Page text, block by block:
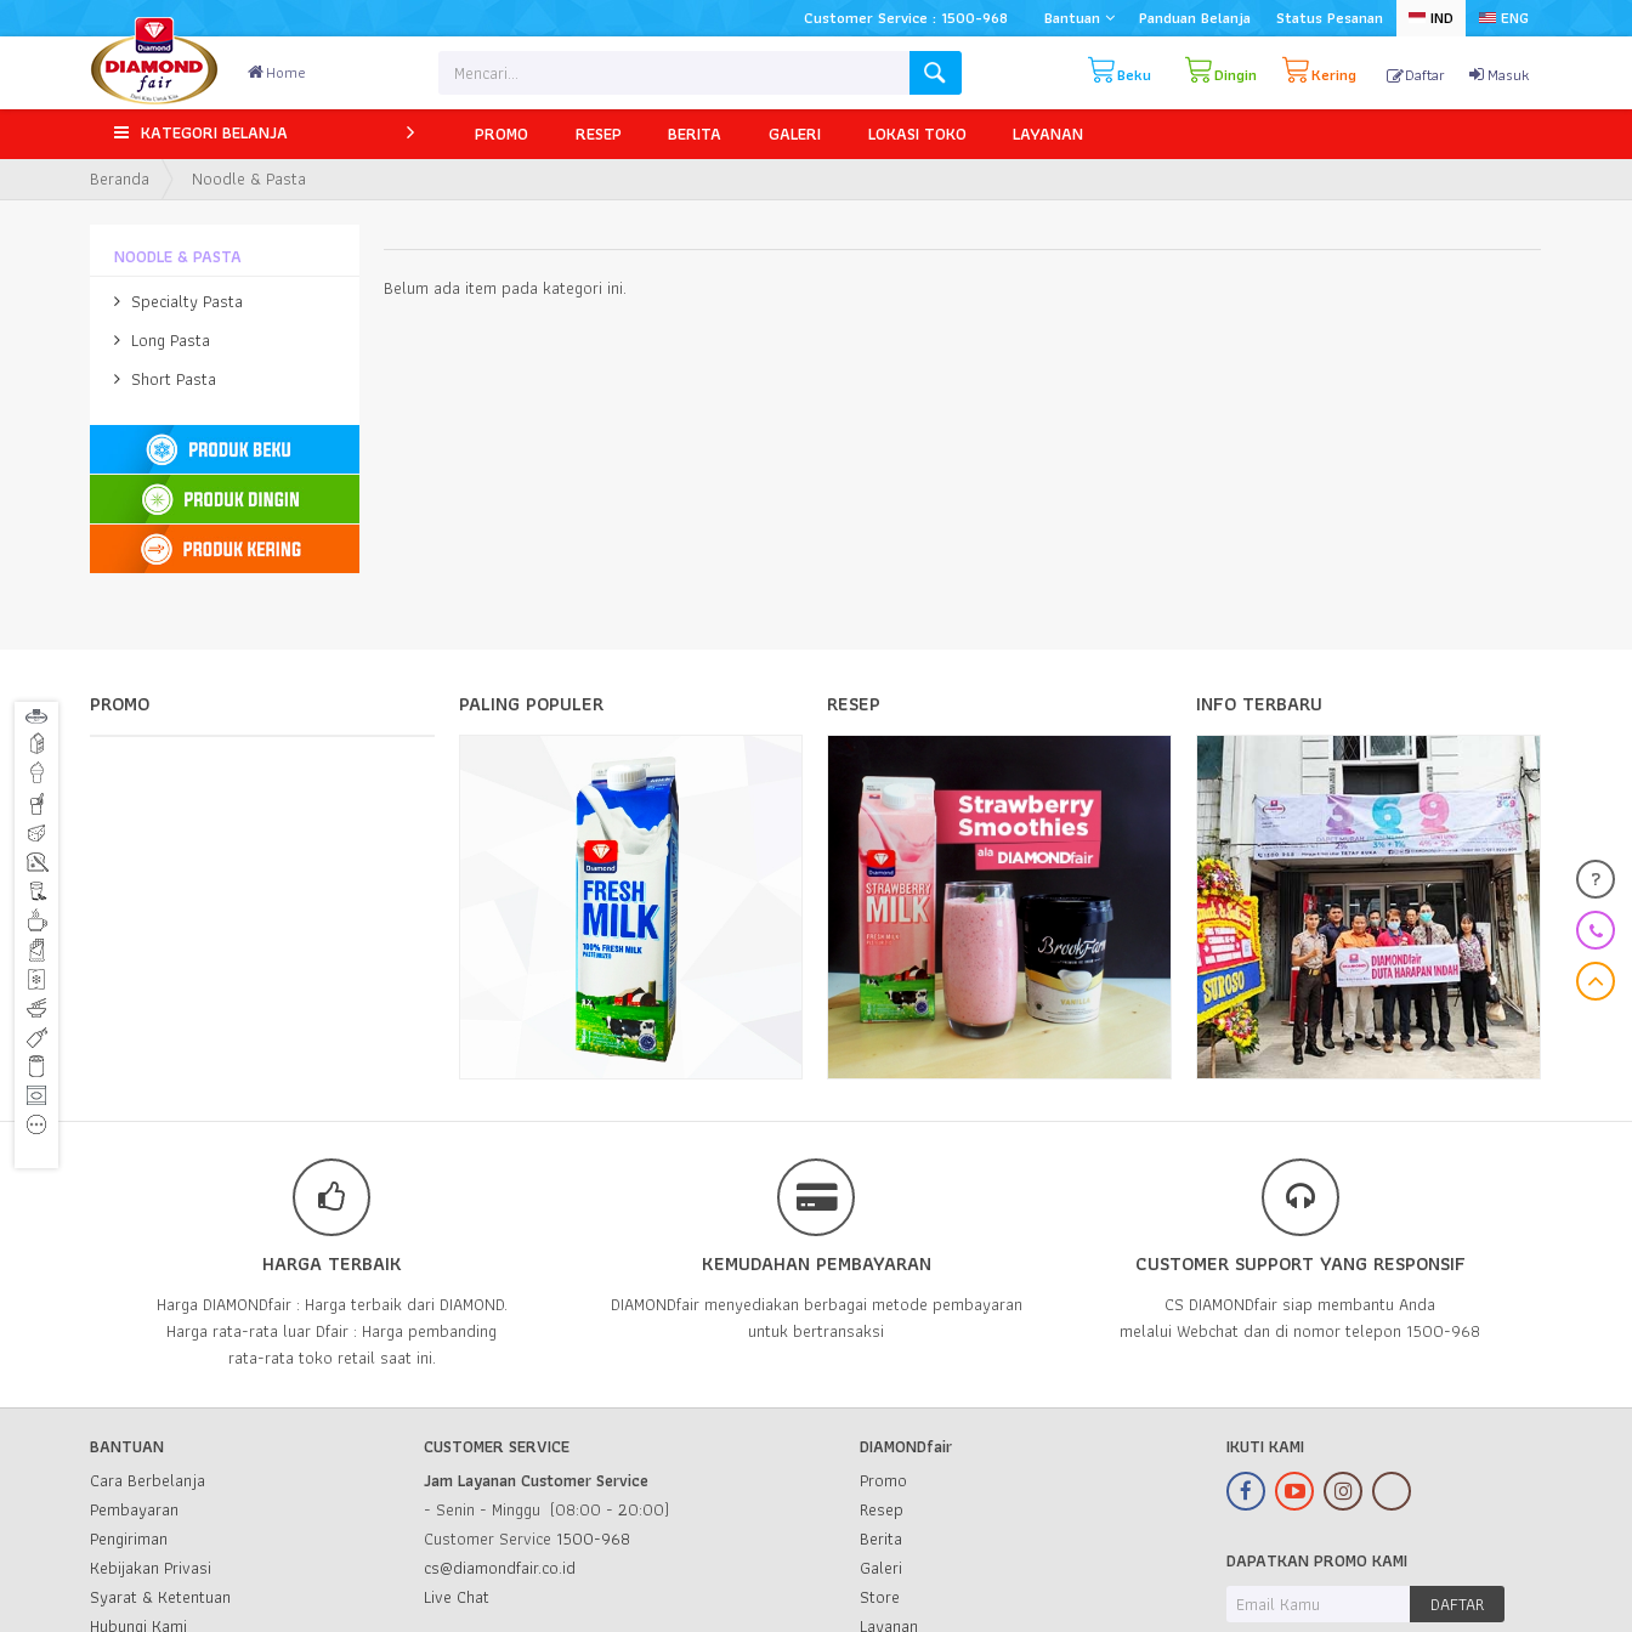
ENG
IND
Status Pesanan
Panduan Belanja
Bantuan
Customer Service : 1500-968
Home Masuk
Daftar
Kering
Dingin
Beku
KATEGORI BELANJA PROMO RESEP BERITA GALERI LOKASI TOKO LAYANAN
?
Beranda Noodle & Pasta
NOODLE & PASTA
Specialty Pasta
Long Pasta
Short Pasta
Belum ada item pada kategori ini.
PROMO PALING POPULER RESEP INFO TERBARU
HARGA TERBAIK
Harga DIAMONDfair : Harga terbaik dari DIAMOND.
Harga rata-rata luar Dfair : Harga pembanding
rata-rata toko retail saat ini.
KEMUDAHAN PEMBAYARAN
DIAMONDfair menyediakan berbagai metode pembayaran
untuk bertransaksi
CUSTOMER SUPPORT YANG RESPONSIF
CS DIAMONDfair siap membantu Anda
melalui Webchat dan di nomor telepon 1500-968
BANTUAN
Cara Berbelanja
Pembayaran
Pengiriman
Kebijakan Privasi
Syarat & Ketentuan
Hubungi Kami
CUSTOMER SERVICE
Jam Layanan Customer Service
- Senin - Minggu (08:00 - 20:00)
Customer Service 1500-968
cs@diamondfair.co.id
Live Chat
DIAMONDfair
Promo
Resep
Berita
Galeri
Store
Layanan
IKUTI KAMI
DAPATKAN PROMO KAMI